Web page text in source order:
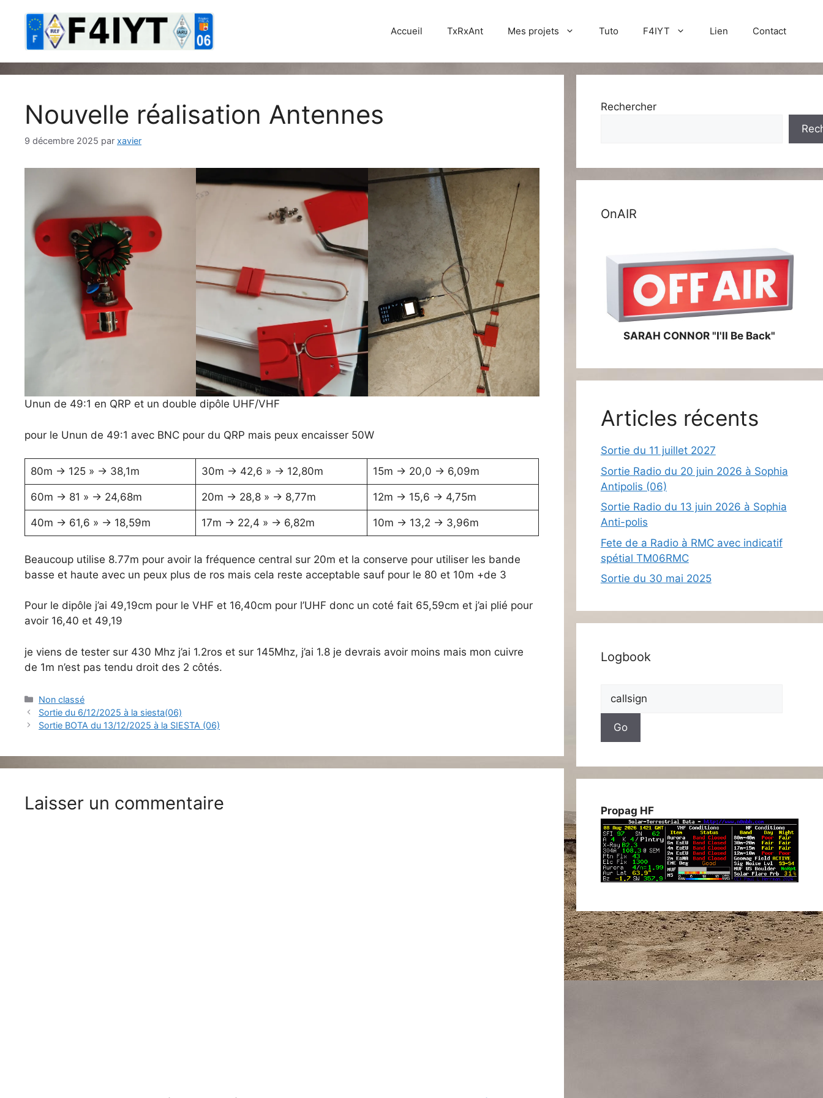
contenu
Accueil TxRxAnt Mes projets Tuto F4IYT Lien Contact
Nouvelle réalisation Antennes
9 décembre 2025 par xavier
Unun de 49:1 en QRP et un double dipôle UHF/VHF
pour le Unun de 49:1 avec BNC pour du QRP mais peux encaisser 50W
80m -> 125 » -> 38,1m 30m -> 42,6 » -> 12,80m 15m -> 20,0 -> 6,09m
60m -> 81 » -> 24,68m 20m -> 28,8 » -> 8,77m 12m -> 15,6 -> 4,75m
40m -> 61,6 » -> 18,59m 17m -> 22,4 » -> 6,82m 10m -> 13,2 -> 3,96m
Beaucoup utilise 8.77m pour avoir la fréquence central sur 20m et la conserve pour utiliser les bande
basse et haute avec un peux plus de ros mais cela reste acceptable sauf pour le 80 et 10m +de 3
Pour le dipôle j’ai 49,19cm pour le VHF et 16,40cm pour l’UHF donc un coté fait 65,59cm et j’ai plié pour
avoir 16,40 et 49,19
je viens de tester sur 430 Mhz j’ai 1.2ros et sur 145Mhz, j’ai 1.8 je devrais avoir moins mais mon cuivre
de 1m n’est pas tendu droit des 2 côtés.
Catégories
Non classé
Sortie du 6/12/2025 à la siesta(06)
Sortie BOTA du 13/12/2025 à la SIESTA (06)
Laisser un commentaire
Rechercher
OnAIR
SARAH CONNOR "I'll Be Back"
Articles récents
Sortie du 11 juillet 2027
Sortie Radio du 20 juin 2026 à Sophia
Antipolis (06)
Sortie Radio du 13 juin 2026 à Sophia
Anti-polis
Fete de a Radio à RMC avec indicatif
spétial TM06RMC
Sortie du 30 mai 2025
Logbook
Propag HF